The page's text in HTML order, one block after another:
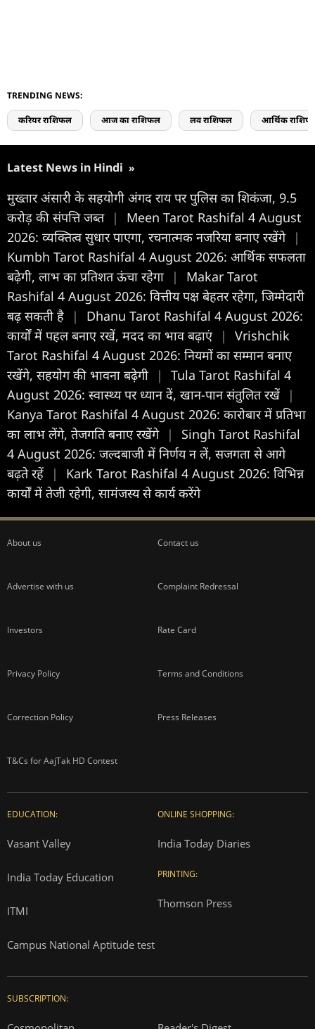
TRENDING NEWS:
करियर राशिफल आज का राशिफल लव राशिफल आर्थिक
Latest News in Hindi »
मुख्तार अंसारी के सहयोगी अंगद राय पर पुलिस का शिकंजा, 9.5
करोड़ की संपत्ति जब्त |
Meen Tarot Rashifal 4 August
2026: व्यक्तित्व सुधार पाएगा, रचनात्मक नजरिया बनाए रखेंगे |
Kumbh Tarot Rashifal 4 August 2026: आर्थिक सफलता
बढ़ेगी, लाभ का प्रतिशत ऊंचा रहेगा
|
Makar Tarot
Rashifal 4 August 2026: वित्तीय पक्ष बेहतर रहेगा, जिम्मेदारी
बढ़ सकती है
|
Dhanu Tarot Rashifal 4 August 2026:
कार्यों में पहल बनाए रखें, मदद का भाव बढ़ाएं |
Vrishchik
Tarot Rashifal 4 August 2026: नियमों का सम्मान बनाए
रखेंगे, सहयोग की भावना बढ़ेगी
|
Tula Tarot Rashifal 4
August 2026: स्वास्थ्य पर ध्यान दें, खान-पान संतुलित रखें
|
Kanya Tarot Rashifal 4 August 2026: कारोबार में प्रतिभा
का लाभ लेंगे, तेजगति बनाए रखेंगे |
Singh Tarot Rashifal
4 August 2026: जल्दबाजी में निर्णय न लें, सजगता से आगे
बढ़ते रहें
|
Kark Tarot Rashifal 4 August 2026: विभिन्न
कार्यों में तेजी रहेगी, सामंजस्य से कार्य करेंगे
About us Contact us
Advertise with us Complaint Redressal
Investors Rate Card
Privacy Policy Terms and Conditions
Correction Policy Press Releases
T&Cs for AajTak HD Contest
EDUCATION:
Vasant Valley
India Today Education
ITMI
Campus National Aptitude test
ONLINE SHOPPING:
India Today Diaries
PRINTING:
Thomson Press
SUBSCRIPTION: